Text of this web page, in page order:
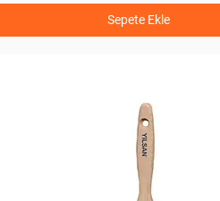
Sepete Ekle